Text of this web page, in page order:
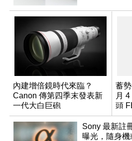
內建增倍鏡時代來臨？
Canon 傳第四季末發表新
一代大白巨砲
蓄
月
頭
Sony 最新註
曝光，隨身